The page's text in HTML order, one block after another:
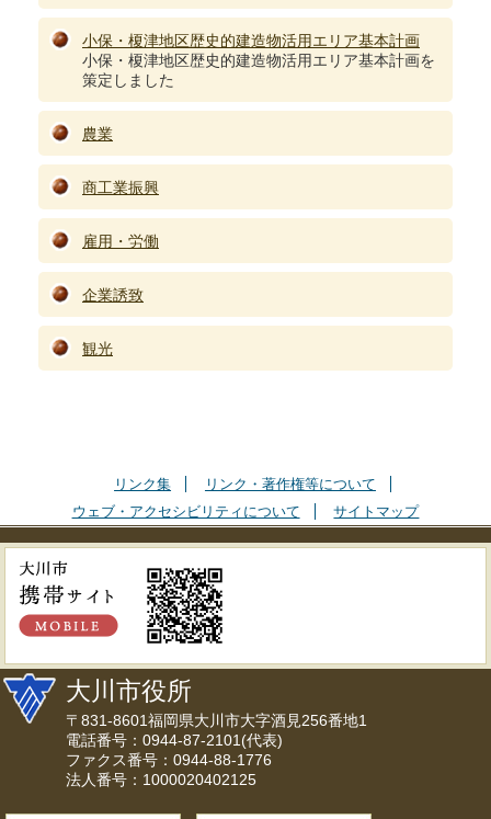
小保・榎津地区歴史的建造物活用エリア基本計画
小保・榎津地区歴史的建造物活用エリア基本計画を
策定しました
農業
商工業振興
雇用・労働
企業誘致
観光
リンク集
リンク・著作権等について
ウェブ・アクセシビリティについて
サイトマップ
大川市役所
〒831-8601福岡県大川市大字酒見256番地1
電話番号：0944-87-2101(代表)
ファクス番号：0944-88-1776
法人番号：1000020402125